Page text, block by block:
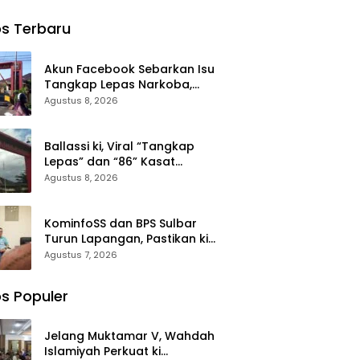
Saloleyang,
Nyata di
Tengah
Musim
Keamanan
Negeri
Terbaru
Akun Facebook Sebarkan Isu
Tangkap Lepas Narkoba,
Kasat Narkoba Polres Takalar:
Agustus 8, 2026
Ballassi ki, Viral “Tangkap
Lepas” dan “86” Kasat
Narkoba Polres Takalar Sebut
Agustus 8, 2026
KominfoSS dan BPS Sulbar
Turun Lapangan, Pastikan ki
Sensus Ekonomi 2026 Berjalan
Agustus 7, 2026
Populer
Jelang Muktamar V, Wahdah
Islamiyah Perkuat ki